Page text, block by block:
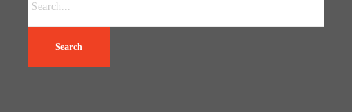
Search